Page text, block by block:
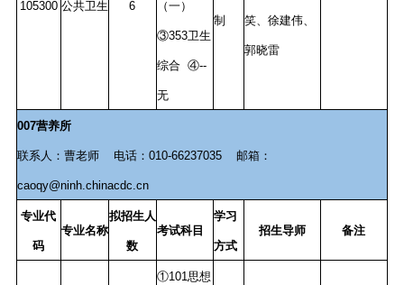
105300 公共卫生 6 （一）
③353卫生
综合 ④--
无
制 笑、徐建伟、
郭晓雷
007营养所
联系人：曹老师 电话：010-66237035 邮箱：
caoqy@ninh.chinacdc.cn
专业代
码
专业名称
拟招生人
数
考试科目
学习
方式
招生导师 备注
①101思想